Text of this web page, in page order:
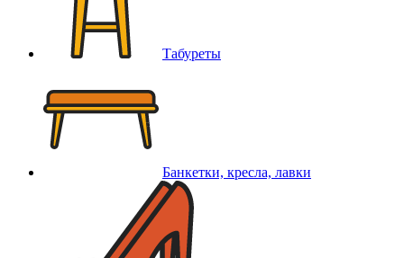
Табуреты
Банкетки, кресла, лавки